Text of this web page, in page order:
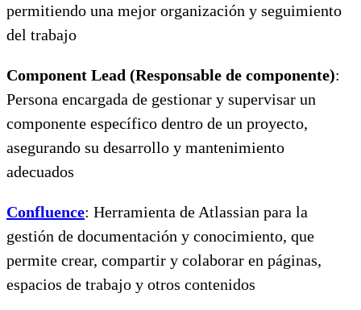
permitiendo una mejor organización y seguimiento
del trabajo
Component Lead (Responsable de componente):
Persona encargada de gestionar y supervisar un
componente específico dentro de un proyecto,
asegurando su desarrollo y mantenimiento
adecuados
Confluence: Herramienta de Atlassian para la
gestión de documentación y conocimiento, que
permite crear, compartir y colaborar en páginas,
espacios de trabajo y otros contenidos